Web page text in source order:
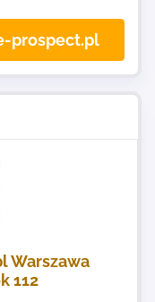
prospect.pl
Warszawa
112